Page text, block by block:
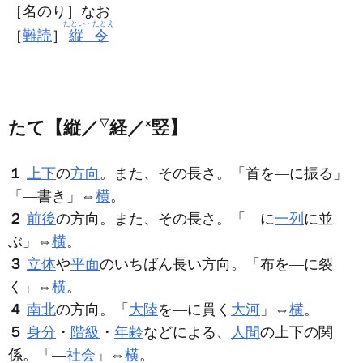
［名のり］なお
［難読］ 縦令
たとい・たとえ
たて【縦／ ▽経／×竪】
１ 上下の方向 。また、その長さ。「首を―に振る」
「―書き」⇔横。
２ 前後の方向。また、その長さ。「―に一列 に並
ぶ」⇔横。
３ 立体や平面のいちばん長い方向。「布を―に裂
く」⇔横。
４ 南北の方向。「 大陸を―に貫く 大河 」⇔横。
５ 身分 ・ 階級 ・ 年齢などによる、 人間の上下の関
係。「―社会 」⇔横。